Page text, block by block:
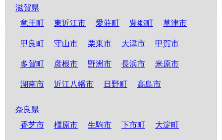
滋賀県
竜王町
東近江市 愛荘町 豊郷町 草津市
甲良町 守山市 栗東市 大津市 甲賀市
多賀町 彦根市 野洲市 長浜市 米原市
湖南市 近江八幡市 日野町 高島市
奈良県
香芝市
橿原市 生駒市 下市町 大淀町